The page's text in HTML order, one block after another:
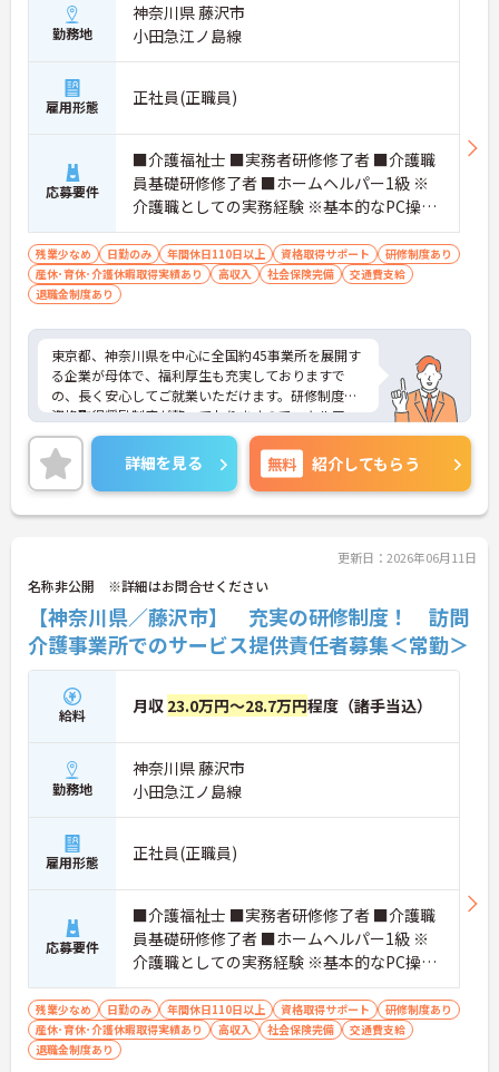
勤務地
神奈川県 藤沢市
小田急江ノ島線
雇用形態 正社員(正職員)
応募要件
■介護福祉士 ■実務者研修修了者 ■介護職
員基礎研修修了者 ■ホームヘルパー1級 ※
介護職としての実務経験 ※基本的なPC操作
ができる方 ※地域によっては、普通自動車
運転免許(AT限定可)が必要となる場合があ
ります。
残業少なめ 日勤のみ 年間休日110日以上 資格取得サポート
研修制度あり
産休･育休･介護休暇取得実績あり
高収入 社会保険完備
交通費支給
退職金制度あり
東京都、神奈川県を中心に全国約45事業所を展開す
る企業が母体で、福利厚生も充実しておりますで
の、長く安心してご就業いただけます。研修制度や
資格取得奨励制度が整っておりますのでスキルアッ
プも目指せる環境です。
ご興味のある方は是非お気軽にお問い合わせ下さ
い。
詳細を見る 無料 紹介してもらう
更新日：2026年06月11日
名称非公開 ※詳細はお問合せください
【神奈川県／藤沢市】 充実の研修制度！ 訪問
介護事業所でのサービス提供責任者募集＜常勤＞
給料 月収 23.0万円～28.7万円程度（諸手当込）
勤務地
神奈川県 藤沢市
小田急江ノ島線
雇用形態 正社員(正職員)
応募要件
■介護福祉士 ■実務者研修修了者 ■介護職
員基礎研修修了者 ■ホームヘルパー1級 ※
介護職としての実務経験 ※基本的なPC操作
ができる方 ※地域によっては、普通自動車
運転免許(AT限定可)が必要となる場合があ
ります。
残業少なめ 日勤のみ 年間休日110日以上 資格取得サポート
研修制度あり
産休･育休･介護休暇取得実績あり
高収入 社会保険完備
交通費支給
退職金制度あり